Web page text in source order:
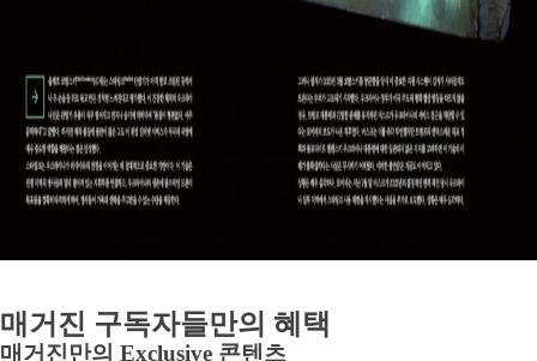
매거진 구독자들만의 혜택
매거진만의 Exclusive 콘텐츠